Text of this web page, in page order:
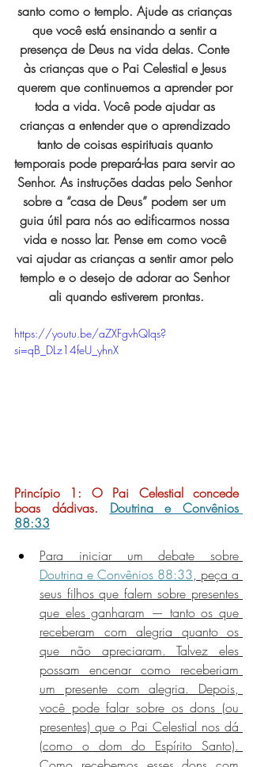
santo como o templo. Ajude as crianças
que você está ensinando a sentir a
presença de Deus na vida delas. Conte
às crianças que o Pai Celestial e Jesus
querem que continuemos a aprender por
toda a vida. Você pode ajudar as
crianças a entender que o aprendizado
tanto de coisas espirituais quanto
temporais pode prepará-las para servir ao
Senhor. As instruções dadas pelo Senhor
sobre a “casa de Deus” podem ser um
guia útil para nós ao edificarmos nossa
vida e nosso lar. Pense em como você
vai ajudar as crianças a sentir amor pelo
templo e o desejo de adorar ao Senhor
ali quando estiverem prontas.
https://youtu.be/aZXFgvhQIqs?
si=qB_DLz14feU_yhnX
Princípio 1: O Pai Celestial concede
boas dádivas.
Doutrina e Convênios
88:33
Doutrina e Convênios 88:33, peça a
seus filhos que falem sobre presentes
que eles ganharam — tanto os que
receberam com alegria quanto os
que não apreciaram. Talvez eles
possam encenar como receberiam
um presente com alegria. Depois,
você pode falar sobre os dons (ou
presentes) que o Pai Celestial nos dá
(como o dom do Espírito Santo).